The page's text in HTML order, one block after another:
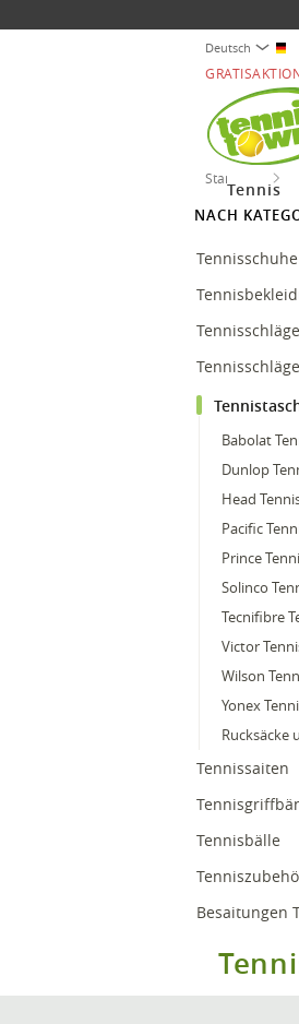
Deutsch
Tennis
Startseite
NACH
Tennisschuhe
Babolat
Dunlop
Head
Pacific
Prince
Solinco
Tecnifibre
Victor
Wilson
Yonex
Rucksäcke
Tennissaiten
Tennisbälle
Besaitungen